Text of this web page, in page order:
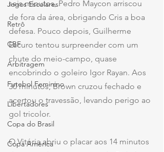
Jogos Escolares
Retrô
CBF
Arbitragem
Futebol Feminino
Libertadores
Copa do Brasil
Copa América
seis minutos, Pedro Maycon arriscou
de fora da área, obrigando Cris a boa
defesa. Pouco depois, Guilherme
Escuro tentou surpreender com um
chute do meio-campo, quase
encobrindo o goleiro Igor Rayan. Aos
30 minutos, Brown cruzou fechado e
acertou o travessão, levando perigo ao
gol tricolor.
O Vitória abriu o placar aos 14 minutos